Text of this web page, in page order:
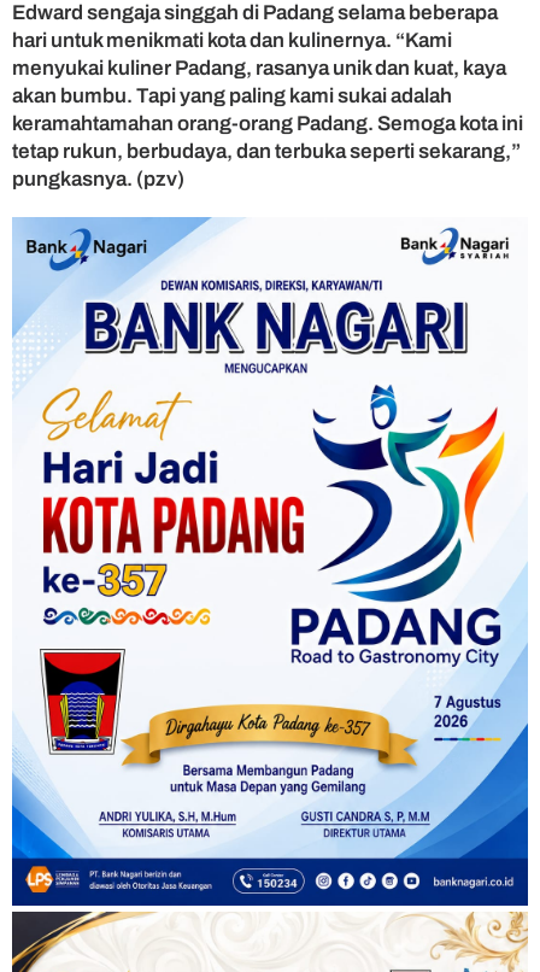
Edward sengaja singgah di Padang selama beberapa
hari untuk menikmati kota dan kulinernya. “Kami
menyukai kuliner Padang, rasanya unik dan kuat, kaya
akan bumbu. Tapi yang paling kami sukai adalah
keramahtamahan orang-orang Padang. Semoga kota ini
tetap rukun, berbudaya, dan terbuka seperti sekarang,”
pungkasnya. (pzv)